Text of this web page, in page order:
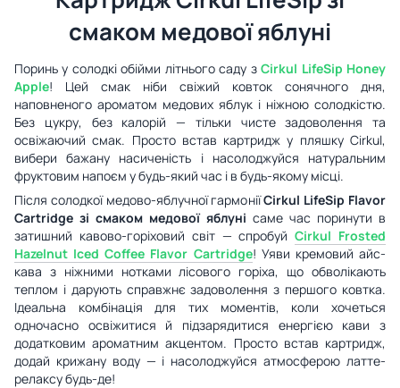
смаком медової яблуні
Поринь у солодкі обійми літнього саду зCirkul LifeSip Honey
Apple! Цей смак ніби свіжий ковток сонячного дня,
наповненого ароматом медових яблук і ніжною солодкістю.
Без цукру, без калорій — тільки чисте задоволення та
освіжаючий смак. Просто встав картридж у пляшку Cirkul,
вибери бажану насиченість і насолоджуйся натуральним
фруктовим напоєм у будь-який час і в будь-якому місці.
Після солодкої медово-яблучної гармоніїCirkul LifeSip Flavor
Cartridge зі смаком медової яблуні саме час поринути в
затишний кавово-горіховий світ — спробуйCirkul Frosted
Hazelnut Iced Coffee Flavor Cartridge! Уяви кремовий айс-
кава з ніжними нотками лісового горіха, що обволікають
теплом і дарують справжнє задоволення з першого ковтка.
Ідеальна комбінація для тих моментів, коли хочеться
одночасно освіжитися й підзарядитися енергією кави з
додатковим ароматним акцентом. Просто встав картридж,
додай крижану воду — і насолоджуйся атмосферою латте-
релаксу будь-де!